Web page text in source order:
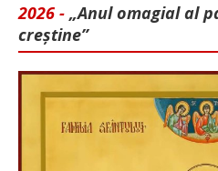
2026 - „Anul omagial al
creștine”